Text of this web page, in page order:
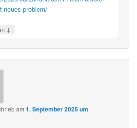
neues-problem/
↓
am1. September 2025 um